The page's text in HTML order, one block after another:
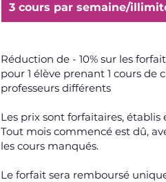
3 cours par semaine/
Réduction de - 10% sur les
pour 1 élève prenant 1 cours de
professeurs différents
Les prix sont forfaitaires,
Tout mois commencé est dû,
les cours manqués.
Le forfait sera remboursé